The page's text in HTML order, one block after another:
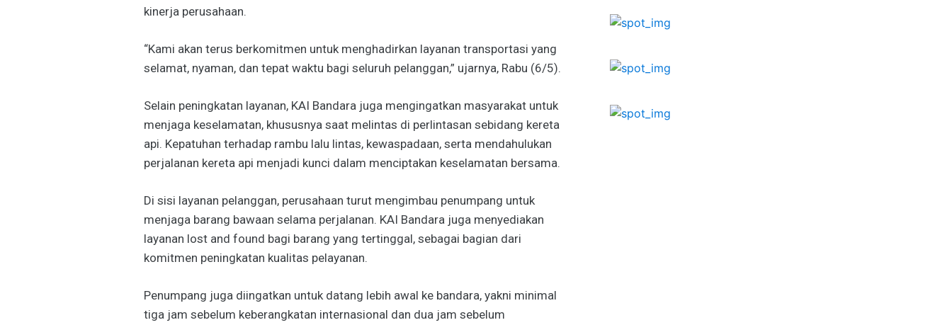
kinerja perusahaan.
“Kami akan terus berkomitmen untuk menghadirkan layanan transportasi yang
selamat, nyaman, dan tepat waktu bagi seluruh pelanggan,” ujarnya, Rabu (6/5).
Selain peningkatan layanan, KAI Bandara juga mengingatkan masyarakat untuk
menjaga keselamatan, khususnya saat melintas di perlintasan sebidang kereta
api. Kepatuhan terhadap rambu lalu lintas, kewaspadaan, serta mendahulukan
perjalanan kereta api menjadi kunci dalam menciptakan keselamatan bersama.
Di sisi layanan pelanggan, perusahaan turut mengimbau penumpang untuk
menjaga barang bawaan selama perjalanan. KAI Bandara juga menyediakan
layanan lost and found bagi barang yang tertinggal, sebagai bagian dari
komitmen peningkatan kualitas pelayanan.
Penumpang juga diingatkan untuk datang lebih awal ke bandara, yakni minimal
tiga jam sebelum keberangkatan internasional dan dua jam sebelum